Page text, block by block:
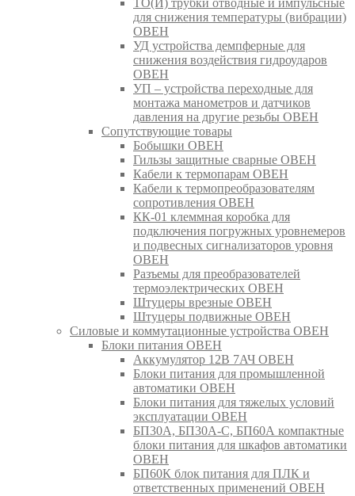
ТО(И) трубки отводные и импульсные
для снижения температуры (вибрации)
ОВЕН
УД устройства демпферные для
снижения воздействия гидроударов
ОВЕН
УП – устройства переходные для
монтажа манометров и датчиков
давления на другие резьбы ОВЕН
Сопутствующие товары
Бобышки ОВЕН
Гильзы защитные сварные ОВЕН
Кабели к термопарам ОВЕН
Кабели к термопреобразователям
сопротивления ОВЕН
КК-01 клеммная коробка для
подключения погружных уровнемеров
и подвесных сигнализаторов уровня
ОВЕН
Разъемы для преобразователей
термоэлектрических ОВЕН
Штуцеры врезные ОВЕН
Штуцеры подвижные ОВЕН
Силовые и коммутационные устройства ОВЕН
Блоки питания ОВЕН
Аккумулятор 12В 7АЧ ОВЕН
Блоки питания для промышленной
автоматики ОВЕН
Блоки питания для тяжелых условий
эксплуатации ОВЕН
БП30А, БП30А-С, БП60А компактные
блоки питания для шкафов автоматики
ОВЕН
БП60К блок питания для ПЛК и
ответственных применений ОВЕН